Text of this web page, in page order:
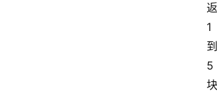
返
1
到
5
块